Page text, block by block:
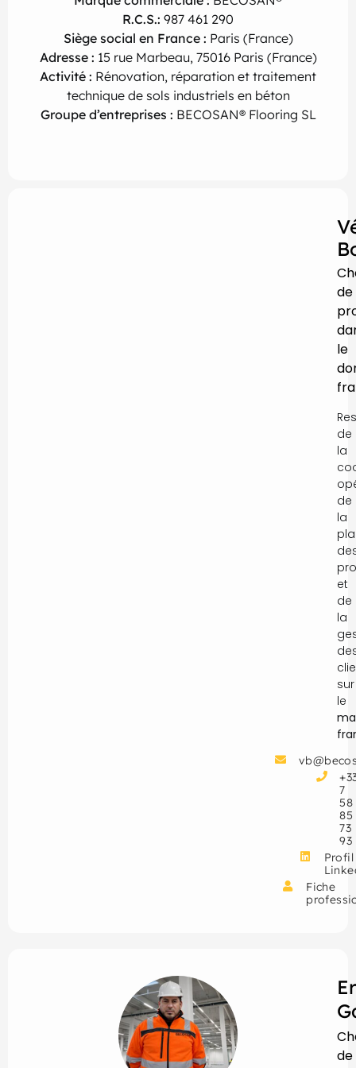
R.C.S.: 987 461 290
Siège social en France : Paris (France)
Adresse : 15 rue Marbeau, 75016 Paris (France)
Activité : Rénovation, réparation et traitement
technique de sols industriels en béton
Groupe d’entreprises : BECOSAN® Flooring SL
de
le
de
la
de
la
et
de
la
sur
le
7
58
85
73
93
Profil
Fiche
de